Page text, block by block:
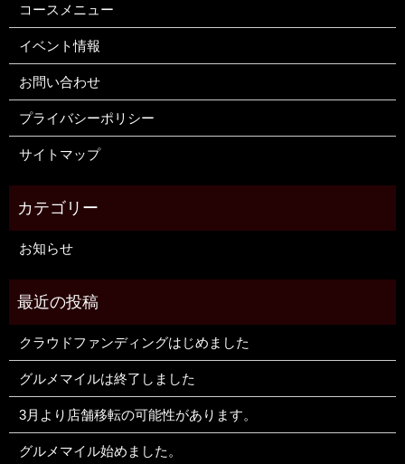
コースメニュー
イベント情報
お問い合わせ
プライバシーポリシー
サイトマップ
お知らせ
クラウドファンディングはじめました
グルメマイルは終了しました
3月より店舗移転の可能性があります。
グルメマイル始めました。